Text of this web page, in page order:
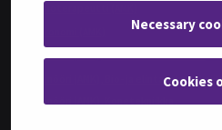
Necessary
Cookies
Insinööri (AMK), Bio- ja
Insinööri (AMK), Konetekniikka,